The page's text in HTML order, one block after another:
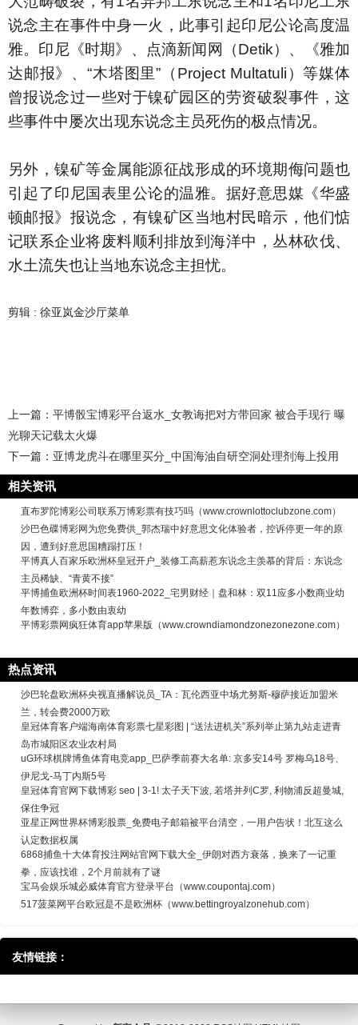
说念主在事件中身一火，此事引起印尼公论高度温
雅。印尼《时期》、点滴新闻网（Detik）、《雅加
达邮报》、“木塔图里”（Project Multatuli）等媒体
曾报说念过一些对于镍矿园区的劳资破裂事件，这
些事件中屡次出现东说念主员死伤的极点情况。
另外，镍矿等金属能源征战形成的环境期侮问题也
引起了印尼国表里公论的温雅。据好意思媒《华盛
顿邮报》报说念，有镍矿区当地村民暗示，他们惦
记联系企业将废料顺利排放到海洋中，丛林砍伐、
水土流失也让当地东说念主担忧。
剪辑 : 徐亚岚金沙厅菜单
上一篇： 平博骰宝博彩平台返水_女教诲把对方带回家 被合手现行 曝
光聊天记载太火爆
下一篇： 亚博龙虎斗在哪里买分_中国海油自研空洞处理剂海上投用
相关资讯
直布罗陀博彩公司联系万博彩票有技巧吗（www.crownlottoclubzone.com）
沙巴色碟博彩网为您免费供_郭杰瑞中好意思文化体验者，控诉停更一年的原
因，遭到好意思国糟蹋打压！
平博真人百家乐欧洲杯皇冠开户_装修工高薪惹东说念主羡慕的背后：东说念
主员稀缺、“青黄不接”
平博捕鱼欧洲杯时间表1960-2022_宅男财经｜盘和林：双11应多小数商业幼
年数博弈，多小数由衷幼
平博彩票网疯狂体育app苹果版（www.crowndiamondzonezonezone.com）
热点资讯
沙巴轮盘欧洲杯央视直播解说员_TA：瓦伦西亚中场尤努斯-穆萨接近加盟米
兰，转会费2000万欧
皇冠体育客户端海南体育彩票七星彩图 | “送法进机关”系列举止第九站走进青
岛市城阳区农业农村局
uG环球棋牌博鱼体育电竞app_巴萨季前赛大名单: 京多安14号 罗梅乌18号、
伊尼戈-马丁内斯5号
皇冠体育官网下载博彩 seo | 3-1! 太子天下波, 若塔并列C罗, 利物浦反超曼城,
保住争冠
亚星正网世界杯博彩股票_免费电子邮箱被平台清空，一用户告状！北互这么
认定数据权属
6868捕鱼十大体育投注网站官网下载大全_伊朗对西方衰落，换来了一记重
拳，应该找谁，2个月前就有了谜
宝马会娱乐城必威体育官方登录平台（www.coupontaj.com）
517菠菜网平台欧冠是不是欧洲杯（www.bettingroyalzonehub.com）
友情链接：